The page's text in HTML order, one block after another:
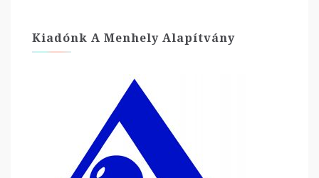
Kiadónk A Menhely Alapítvány